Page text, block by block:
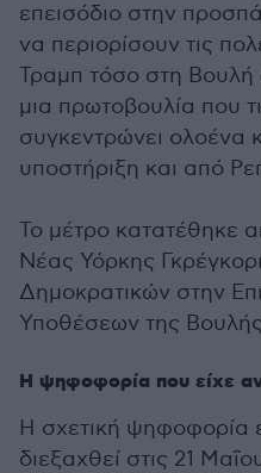
επεισόδιο στην
να περιορίσουν τις
Τραμπ τόσο στη Βουλή
μια πρωτοβουλία που
συγκεντρώνει ολοένα
υποστήριξη και από
Το μέτρο κατατέθηκε
Νέας Υόρκης
Δημοκρατικών στην
Υποθέσεων της
Η ψηφοφορία που είχε
Η σχετική ψηφοφορία
διεξαχθεί στις 21